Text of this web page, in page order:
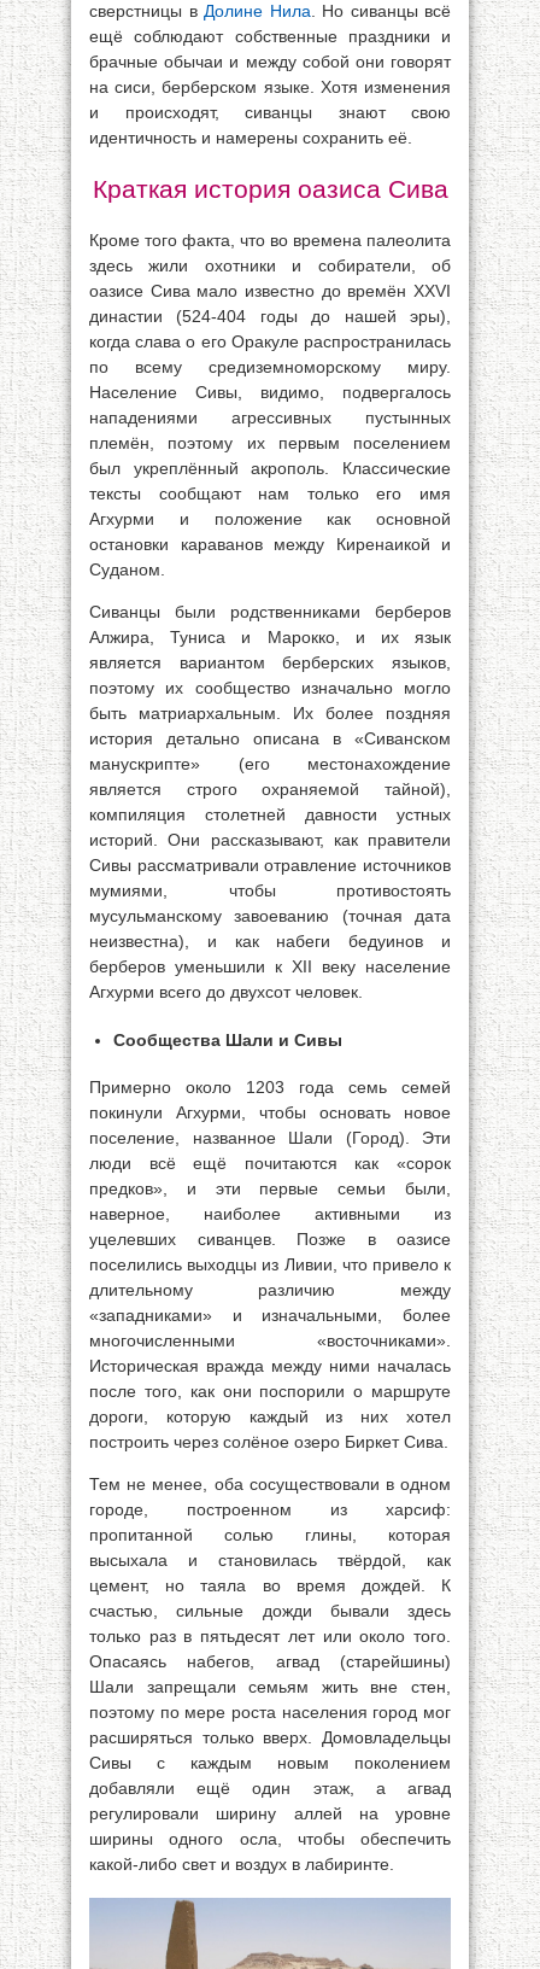
сверстницы в Долине Нила . Но сиванцы всё
ещё соблюдают собственные праздники и
брачные обычаи и между собой они говорят
на сиси, берберском языке. Хотя изменения
и происходят, сиванцы знают свою
идентичность и намерены сохранить её.
Краткая история оазиса Сива
Кроме того факта, что во времена палеолита
здесь жили охотники и собиратели, об
оазисе Сива мало известно до времён XXVI
династии (524-404 годы до нашей эры),
когда слава о его Оракуле распространилась
по всему средиземноморскому миру.
Население Сивы, видимо, подвергалось
нападениями агрессивных пустынных
племён, поэтому их первым поселением
был укреплённый акрополь. Классические
тексты сообщают нам только его имя
Агхурми и положение как основной
остановки караванов между Киренаикой и
Суданом.
Сиванцы были родственниками берберов
Алжира, Туниса и Марокко, и их язык
является вариантом берберских языков,
поэтому их сообщество изначально могло
быть матриархальным. Их более поздняя
история детально описана в «Сиванском
манускрипте» (его местонахождение
является строго охраняемой тайной),
компиляция столетней давности устных
историй. Они рассказывают, как правители
Сивы рассматривали отравление источников
мумиями, чтобы противостоять
мусульманскому завоеванию (точная дата
неизвестна), и как набеги бедуинов и
берберов уменьшили к XII веку население
Агхурми всего до двухсот человек.
Сообщества Шали и Сивы
Примерно около 1203 года семь семей
покинули Агхурми, чтобы основать новое
поселение, названное Шали (Город). Эти
люди всё ещё почитаются как «сорок
предков», и эти первые семьи были,
наверное, наиболее активными из
уцелевших сиванцев. Позже в оазисе
поселились выходцы из Ливии, что привело к
длительному различию между
«западниками» и изначальными, более
многочисленными «восточниками».
Историческая вражда между ними началась
после того, как они поспорили о маршруте
дороги, которую каждый из них хотел
построить через солёное озеро Биркет Сива.
Тем не менее, оба сосуществовали в одном
городе, построенном из харсиф:
пропитанной солью глины, которая
высыхала и становилась твёрдой, как
цемент, но таяла во время дождей. К
счастью, сильные дожди бывали здесь
только раз в пятьдесят лет или около того.
Опасаясь набегов, агвад (старейшины)
Шали запрещали семьям жить вне стен,
поэтому по мере роста населения город мог
расширяться только вверх. Домовладельцы
Сивы с каждым новым поколением
добавляли ещё один этаж, а агвад
регулировали ширину аллей на уровне
ширины одного осла, чтобы обеспечить
какой-либо свет и воздух в лабиринте.